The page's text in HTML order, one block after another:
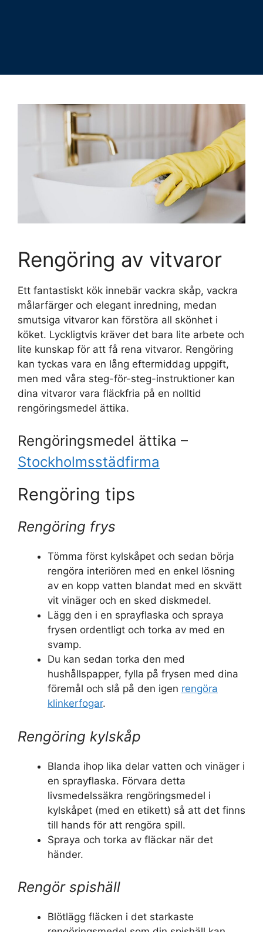
Rengöring av vitvaror
Ett fantastiskt kök innebär vackra skåp, vackra
målarfärger och elegant inredning, medan
smutsiga vitvaror kan förstöra all skönhet i
köket. Lyckligtvis kräver det bara lite arbete och
lite kunskap för att få rena vitvaror. Rengöring
kan tyckas vara en lång eftermiddag uppgift,
men med våra steg-för-steg-instruktioner kan
dina vitvaror vara fläckfria på en nolltid
rengöringsmedel ättika.
Rengöringsmedel ättika –
Stockholmsstädfirma
Rengöring tips
Rengöring frys
Tömma först kylskåpet och sedan börja
rengöra interiören med en enkel lösning
av en kopp vatten blandat med en skvätt
vit vinäger och en sked diskmedel.
Lägg den i en sprayflaska och spraya
frysen ordentligt och torka av med en
svamp.
Du kan sedan torka den med
hushållspapper, fylla på frysen med dina
föremål och slå på den igen rengöra
klinkerfogar.
Rengöring kylskåp
Blanda ihop lika delar vatten och vinäger i
en sprayflaska. Förvara detta
livsmedelssäkra rengöringsmedel i
kylskåpet (med en etikett) så att det finns
till hands för att rengöra spill.
Spraya och torka av fläckar när det
händer.
Rengör spishäll
Blötlägg fläcken i det starkaste